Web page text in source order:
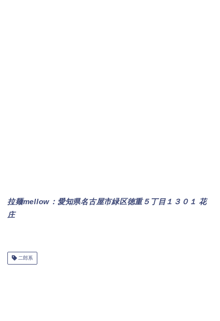
拉麺mellow：愛知県名古屋市緑区徳重５丁目１３０１ 花
庄
二郎系